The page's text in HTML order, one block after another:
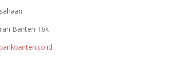
Banten Tbk